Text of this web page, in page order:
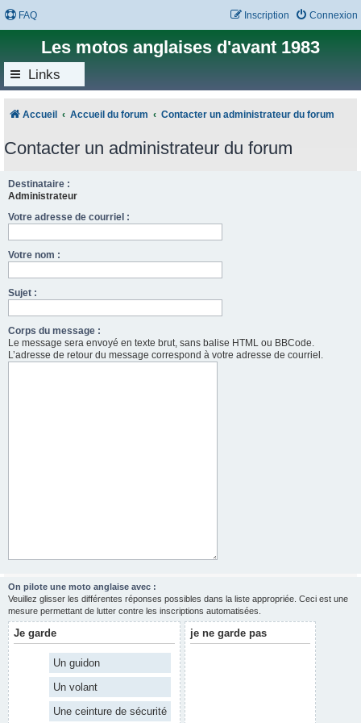
FAQ Connexion
Inscription
Les motos anglaises d'avant 1983
Links
Accueil Accueil du forum Contacter un administrateur du forum
Contacter un administrateur du forum
Destinataire :
Administrateur
Votre adresse de courriel :
Votre nom :
Sujet :
Corps du message :
Le message sera envoyé en texte brut, sans balise HTML ou BBCode.
L’adresse de retour du message correspond à votre adresse de courriel.
On pilote une moto anglaise avec :
Veuillez glisser les différentes réponses possibles dans la liste appropriée. Ceci est une
mesure permettant de lutter contre les inscriptions automatisées.
Je garde
Un guidon
Un volant
Une ceinture de sécurité
je ne garde pas